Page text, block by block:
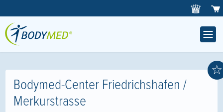
☆
Bodymed-Center Friedrichshafen /
Merkurstrasse